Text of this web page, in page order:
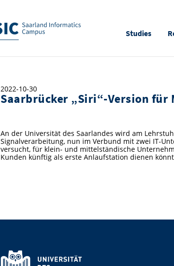
Studies
2022-10-30
Saarbrücker „Siri“-Version
An der Universität des Saarlandes wird am
Signalverarbeitung, nun im Verbund mit zwei IT-
versucht, für klein- und mittelständische
Kunden künftig als erste Anlaufstation dienen